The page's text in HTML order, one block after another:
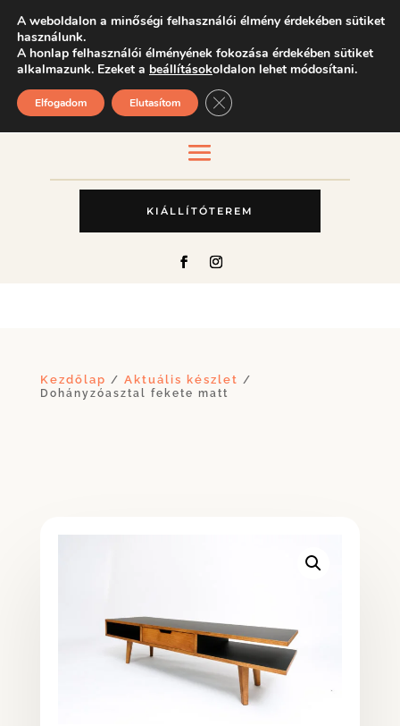
KIÁLLÍTÓTEREM
Kezdőlap / Aktuális készlet /
Dohányzóasztal fekete matt
A weboldalon a minőségi felhasználói élmény érdekében sütiket
használunk.
A honlap felhasználói élményének fokozása érdekében sütiket
alkalmazunk. Ezeket a beállításokoldalon lehet módosítani.
Elfogadom Elutasítom Close GDPR Cookie Banner